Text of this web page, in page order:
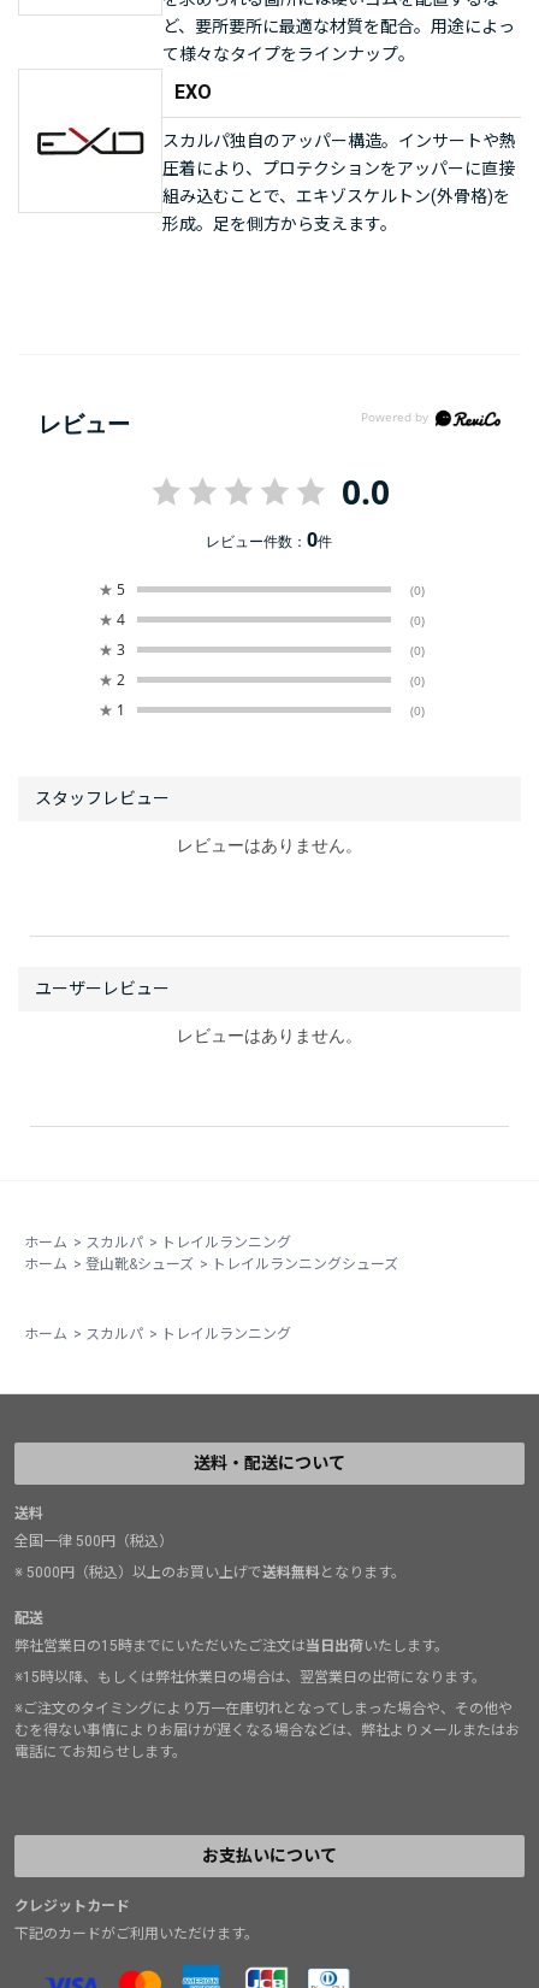
ど、要所要所に最適な材質を配合。用途によっ
て様々なタイプをラインナップ。
EXO
スカルパ独自のアッパー構造。インサートや熱
圧着により、プロテクションをアッパーに直接
組み込むことで、エキゾスケルトン(外骨格)を
形成。足を側方から支えます。
レビュー
0.0
レビュー件数：0件
★ 5 (0)
★ 4 (0)
★ 3 (0)
★ 2 (0)
★ 1 (0)
レビューはありません。
レビューはありません。
ホーム > スカルパ >
トレイルランニング
ホーム > 登山靴&シューズ > トレイルランニングシューズ
ホーム > スカルパ > トレイルランニング
送料・配送について
送料
全国一律 500円（税込）
※ 5000円（税込）以上のお買い上げで送料無料となります。
配送
弊社営業日の15時までにいただいたご注文は当日出荷いたします。
※15時以降、もしくは弊社休業日の場合は、翌営業日の出荷になります。
※ご注文のタイミングにより万一在庫切れとなってしまった場合や、その他や
むを得ない事情によりお届けが遅くなる場合などは、弊社よりメールまたはお
電話にてお知らせします。
お支払いについて
クレジットカード
下記のカードがご利用いただけます。